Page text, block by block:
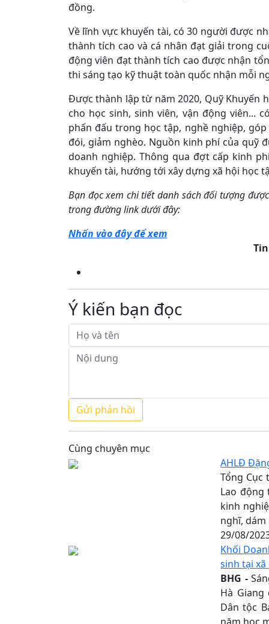
đồng.
Về lĩnh vực khuyến tài, có 30 người được
thành tích cao và cá nhân đạt giải trong
động viên đạt thành tích cao được nhận
thi sáng tạo kỹ thuật toàn quốc nhận mỗi
Được thành lập từ năm 2020, Quỹ Khuyến
cho học sinh, sinh viên, vận động viên...
phấn đấu trong học tập, nghề nghiệp,
đói, giảm nghèo. Nguồn kinh phí của quỹ
doanh nghiệp. Thông qua đợt cấp kinh
khuyến tài, hướng tới xây dựng xã hội học
Bạn đọc xem chi tiết danh sách đối tượng
trong đường link dưới đây:
Nhấn vào đây để xem
Ý kiến bạn đọc
Cùng chuyên mục
AHLĐ
Tổng Cục
Lao động
kinh
nghĩ, dám
29/08/
Khối
sinh tại
BHG -
Hà
Dân tộc